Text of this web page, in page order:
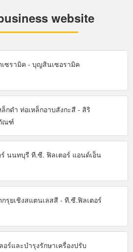
website
เซรามิค - บุญสินเซอรามิค
กดำ ท่อเหล็กอาบสังกะสี - สิริ
ณฑ์
ร์ นนทบุรี ที.ซี. ฟิลเตอร์ แอนด์เอ็น
รุยเชิงสแตนเลสสี - ที.ซี.ฟิลเตอร์
ร์และบำรุงรักษาเครื่องปรับ